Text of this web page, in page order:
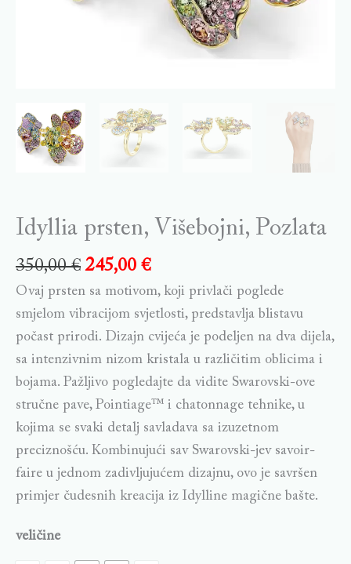
Idyllia prsten, Višebojni, Pozlata
350,00€ 245,00 €
Ovaj prsten sa motivom, koji privlači poglede
smjelom vibracijom svjetlosti, predstavlja blistavu
počast prirodi. Dizajn cvijeća je podeljen na dva dijela,
sa intenzivnim nizom kristala u različitim oblicima i
bojama. Pažljivo pogledajte da vidite Swarovski-ove
stručne pave, Pointiage™ i chatonnage tehnike, u
kojima se svaki detalj savladava sa izuzetnom
preciznošću. Kombinujući sav Swarovski-jev savoir-
faire u jednom zadivljujućem dizajnu, ovo je savršen
primjer čudesnih kreacija iz Idylline magične bašte.
veličine